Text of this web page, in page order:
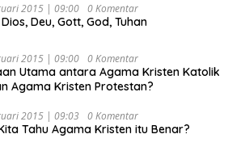
Indonesia) & Simposium Nasional
Undang Perekonomian Nasional dan
2045”,
2015 | 09:00 0 Komentar
Deu, Gott, God, Tuhan
2015 | 09:00 0 Komentar
Utama antara Agama Kristen Katolik
Agama Kristen Protestan?
2015 | 09:03 0 Komentar
Tahu Agama Kristen itu Benar?